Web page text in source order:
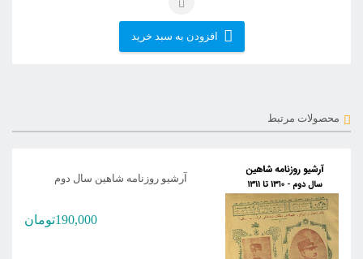
افزودن به سبد خرید
محصولات مرتبط
آرشیو روزنامه شاهین سال دوم
190,000تومان